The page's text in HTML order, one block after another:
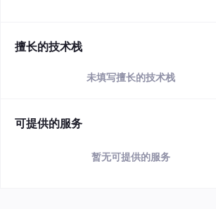
擅长的技术栈
未填写擅长的技术栈
可提供的服务
暂无可提供的服务